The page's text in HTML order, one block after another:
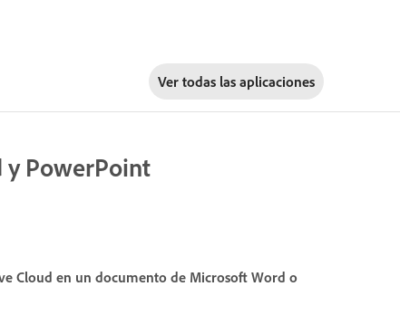
Ver todas las aplicaciones
PowerPoint
Cloud en un documento de Microsoft Word o